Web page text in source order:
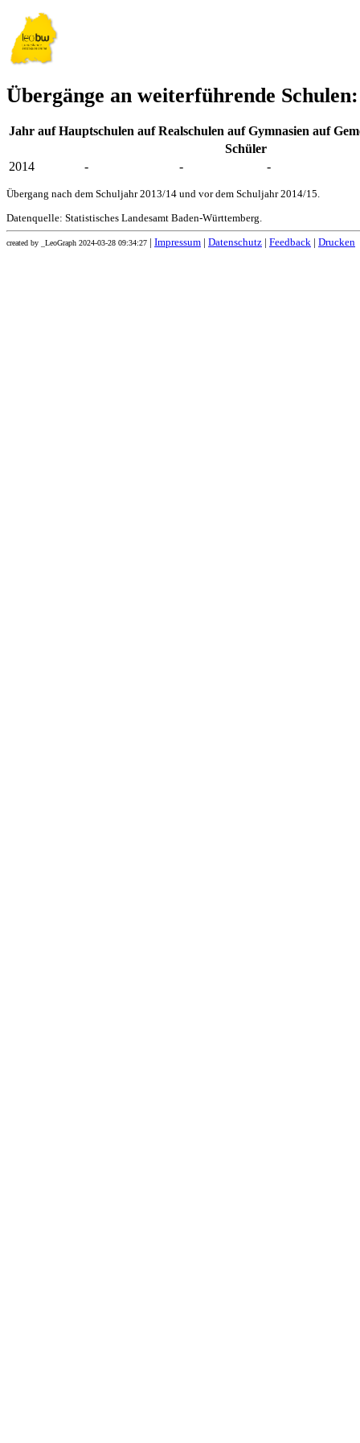
Übergänge an weiterführende
Jahr auf Hauptschulen auf Realschulen auf Gymnasien auf
Schüler
2014
- - -
Übergang nach dem Schuljahr 2013/14 und vor dem Schuljahr 2014/15.
Datenquelle: Statistisches Landesamt Baden-Württemberg.
created by _LeoGraph 2024-03-28 09:34:27 Impressum Datenschutz Feedback Drucken